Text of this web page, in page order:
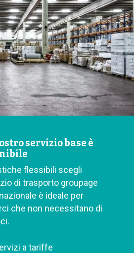
servizio base è
flessibili scegli
di trasporto groupage
è ideale per
che non necessitano di
a tariffe